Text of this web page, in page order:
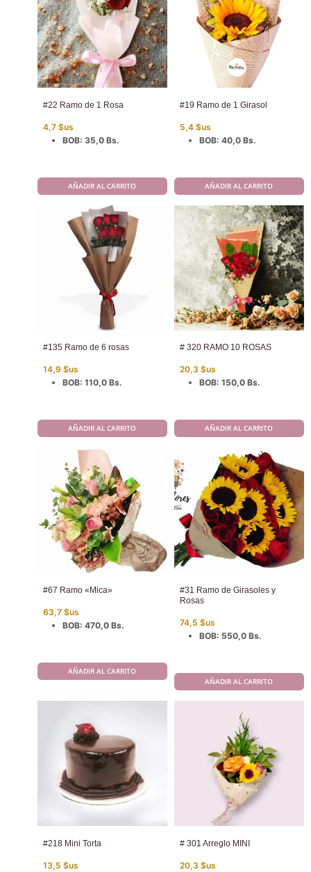
#22 Ramo de 1 Rosa
4,7 $us
BOB: 35,0 Bs.
AÑADIR AL CARRITO
#19 Ramo de 1 Girasol
5,4 $us
BOB: 40,0 Bs.
AÑADIR AL CARRITO
#135 Ramo de 6 rosas
14,9 $us
BOB: 110,0 Bs.
AÑADIR AL CARRITO
# 320 RAMO 10 ROSAS
20,3 $us
BOB: 150,0 Bs.
AÑADIR AL CARRITO
#67 Ramo «Mica»
63,7 $us
BOB: 470,0 Bs.
AÑADIR AL CARRITO
#31 Ramo de Girasoles y
Rosas
74,5 $us
BOB: 550,0 Bs.
AÑADIR AL CARRITO
#218 Mini Torta
13,5 $us
# 301 Arreglo MINI
20,3 $us